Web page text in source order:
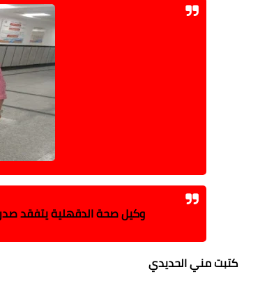
وكيل صحة الدقهلية يتفقد
كتبت مني الحديدي